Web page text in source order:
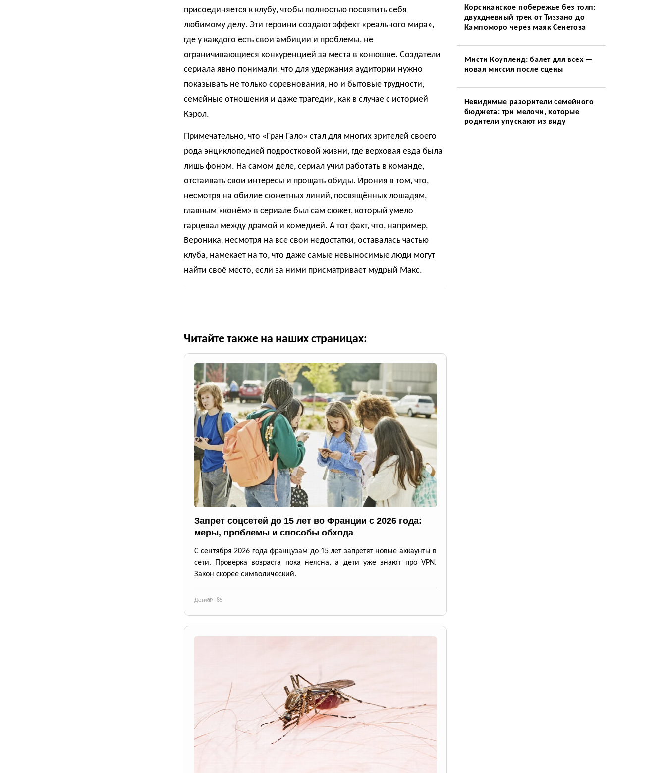
присоединяется к клубу, чтобы полностью посвятить себя
любимому делу. Эти героини создают эффект «реального мира»,
где у каждого есть свои амбиции и проблемы, не
ограничивающиеся конкуренцией за места в конюшне. Создатели
сериала явно понимали, что для удержания аудитории нужно
показывать не только соревнования, но и бытовые трудности,
семейные отношения и даже трагедии, как в случае с историей
Кэрол.
Примечательно, что «Гран Гало» стал для многих зрителей своего
рода энциклопедией подростковой жизни, где верховая езда была
лишь фоном. На самом деле, сериал учил работать в команде,
отстаивать свои интересы и прощать обиды. Ирония в том, что,
несмотря на обилие сюжетных линий, посвящённых лошадям,
главным «конём» в сериале был сам сюжет, который умело
гарцевал между драмой и комедией. А тот факт, что, например,
Вероника, несмотря на все свои недостатки, оставалась частью
клуба, намекает на то, что даже самые невыносимые люди могут
найти своё место, если за ними присматривает мудрый Макс.
Читайте также на наших страницах:
Запрет соцсетей до 15 лет во Франции с 2026 года:
меры, проблемы и способы обхода
С сентября 2026 года французам до 15 лет запретят новые аккаунты в
сети. Проверка возраста пока неясна, а дети уже знают про VPN.
Закон скорее символический.
Дети 85
Корсиканское побережье без толп:
двухдневный трек от Тиззано до
Кампоморо через маяк Сенетоза
Мисти Коупленд: балет для всех —
новая миссия после сцены
Невидимые разорители семейного
бюджета: три мелочи, которые
родители упускают из виду